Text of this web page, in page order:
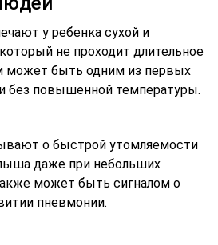
у ребенка сухой и
не проходит длительное
может быть одним из первых
без повышенной температуры.
о быстрой утомляемости
даже при небольших
может быть сигналом о
пневмонии.